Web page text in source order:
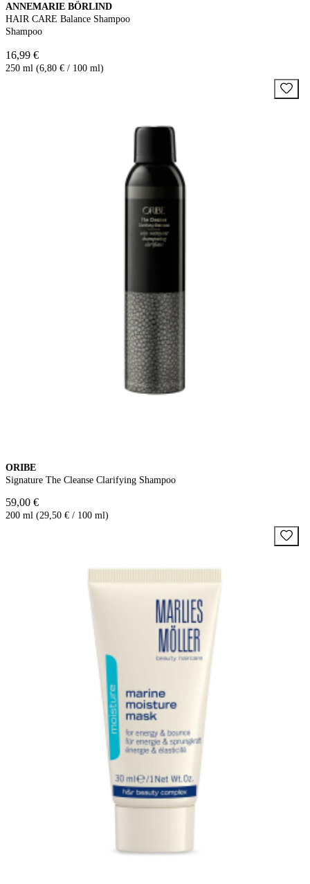
ANNEMARIE BÖRLIND
HAIR CARE Balance Shampoo
Shampoo
16,99 €
250 ml (6,80 € / 100 ml)
ORIBE
Signature The Cleanse Clarifying Shampoo
59,00 €
200 ml (29,50 € / 100 ml)